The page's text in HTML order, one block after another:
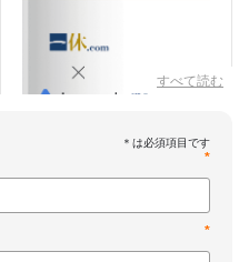
すべて読む
社の人事を統括する、執行役
に「カオナビ」の導入の経緯
*
*